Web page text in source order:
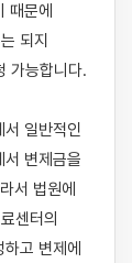
때문에
되지
가능합니다.
일반적인
변제금을
서 법원에
센터의
고 변제에